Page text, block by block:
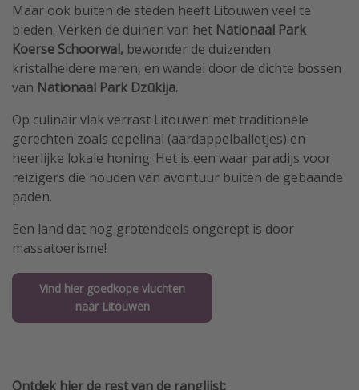
Maar ook buiten de steden heeft Litouwen veel te
bieden. Verken de duinen van het Nationaal Park
Koerse Schoorwal, bewonder de duizenden
kristalheldere meren, en wandel door de dichte bossen
van Nationaal Park Dzūkija.
Op culinair vlak verrast Litouwen met traditionele
gerechten zoals cepelinai (aardappelballetjes) en
heerlijke lokale honing. Het is een waar paradijs voor
reizigers die houden van avontuur buiten de gebaande
paden.
Een land dat nog grotendeels ongerept is door
massatoerisme!
Vind hier goedkope vluchten
naar Litouwen
Ontdek hier de rest van de ranglijst: